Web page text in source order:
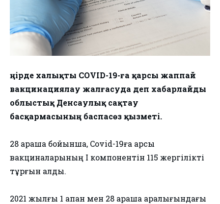
Өңірде халықты COVID-19-ға қарсы жаппай
вакцинациялау жалғасуда деп хабарлайды
облыстық Денсаулық сақтау
басқармасының баспасөз қызметі.
28 қараша бойынша, Covid-19ға қарсы
вакциналарының I компонентін 115 жергілікті
тұрғын алды.
2021 жылғы 1 ақпан мен 28 қараша аралығындағы